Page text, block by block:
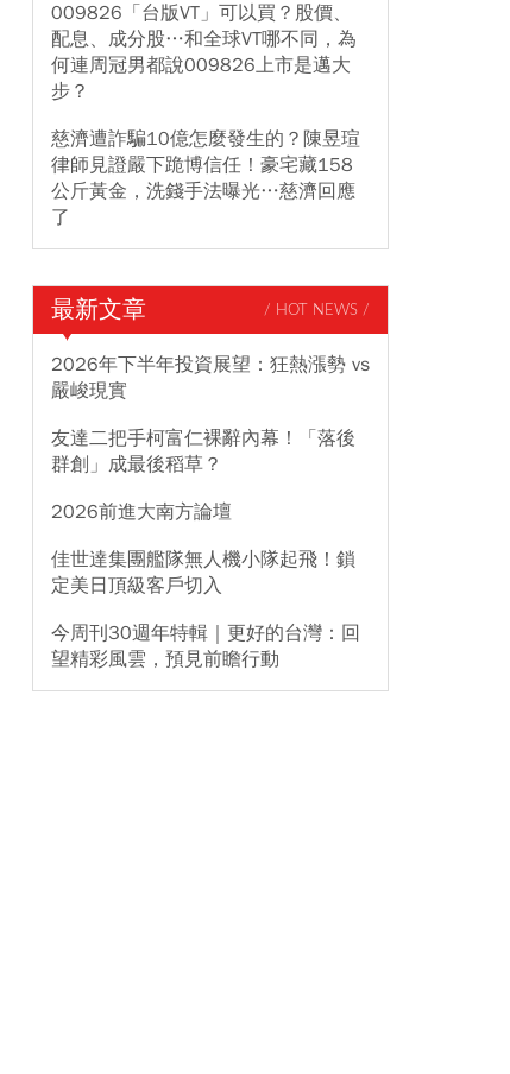
009826「台版VT」可以買？股價、
配息、成分股…和全球VT哪不同，為
何連周冠男都說009826上市是邁大
步？
慈濟遭詐騙10億怎麼發生的？陳昱瑄
律師見證嚴下跪博信任！豪宅藏158
公斤黃金，洗錢手法曝光…慈濟回應
了
最新文章 / HOT NEWS /
2026年下半年投資展望：狂熱漲勢 vs
嚴峻現實
友達二把手柯富仁裸辭內幕！「落後
群創」成最後稻草？
2026前進大南方論壇
佳世達集團艦隊無人機小隊起飛！鎖
定美日頂級客戶切入
今周刊30週年特輯｜更好的台灣：回
望精彩風雲，預見前瞻行動